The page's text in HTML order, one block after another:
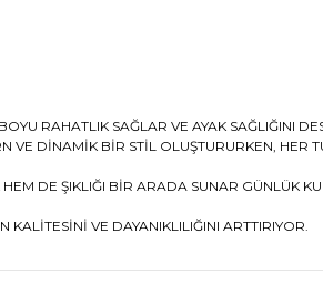
RAHATLIK SAĞLAR VE AYAK SAĞLIĞINI
VE DİNAMİK BİR STİL OLUŞTURURKEN, HER
DE ŞIKLIĞI BİR ARADA SUNAR GÜNLÜK
KALİTESİNİ VE DAYANIKLILIĞINI ARTTIRIYOR.